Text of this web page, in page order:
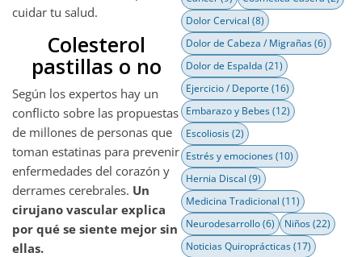
cuidar tu salud.
Colesterol
pastillas o no
Según los expertos hay un
conflicto sobre las propuestas
de millones de personas que
toman estatinas para prevenir
enfermedades del corazón y
derrames cerebrales. Un
cirujano vascular explica
por qué se siente mejor sin
ellas.
Dolor Cervical (8)
Dolor de Cabeza / Migrañas(6)
Dolor de Espalda (21)
Ejercicio / Deporte (16)
Embarazo y Bebes(12)
Escoliosis(2)
Estrés y emociones(10)
Hernia Discal (9)
Medicina Tradicional (11)
Neurodesarrollo(6) Niños(22)
Noticias Quiroprácticas(17)